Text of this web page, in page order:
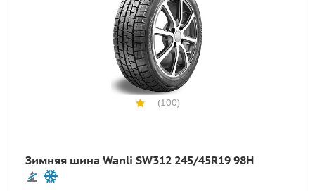
(100)
Зимняя шина Wanli SW312 245/45R19 98H